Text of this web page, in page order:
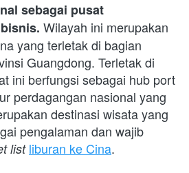
sebagai pusat
Wilayah ini merupakan
yang terletak di bagian
Guangdong. Terletak di
ini berfungsi sebagai hub port
perdagangan nasional yang
destinasi wisata yang
pengalaman dan wajib
list liburan ke Cina.